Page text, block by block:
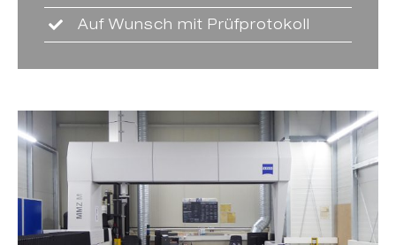
Auf Wunsch mit Prüfprotokoll